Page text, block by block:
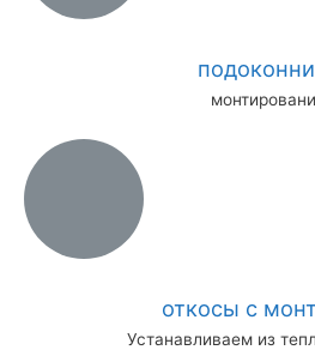
откосы с
Устанавливаем из